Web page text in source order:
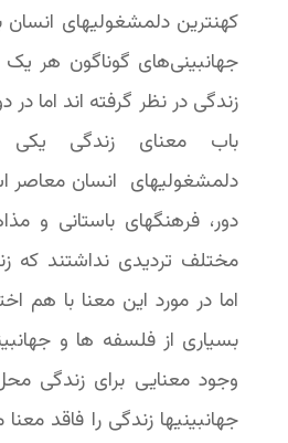
کهنترین دلمشغولیهای
جهانبینی‌های گوناگون هر
زندگی در نظر گرفته اند اما
باب معنای زندگی
دلمشغولیهای انسان معاصر
دور، فرهنگهای باستانی و
مختلف تردیدی نداشتند که
اما در مورد این معنا با هم
بسیاری از فلسفه ها و
وجود معنایی برای زندگی
جهانبینیها زندگی را فاقد